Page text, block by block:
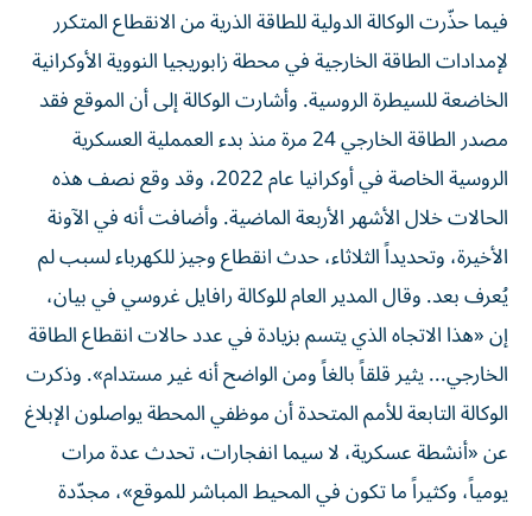
فيما حذّرت الوكالة الدولية للطاقة الذرية من الانقطاع المتكرر
لإمدادات الطاقة الخارجية في محطة زابوريجيا النووية الأوكرانية
الخاضعة للسيطرة الروسية. وأشارت الوكالة إلى أن الموقع فقد
مصدر الطاقة الخارجي 24 مرة منذ بدء العمملية العسكرية
الروسية الخاصة في أوكرانيا عام 2022، وقد وقع نصف هذه
الحالات خلال الأشهر الأربعة الماضية. وأضافت أنه في الآونة
الأخيرة، وتحديداً الثلاثاء، حدث انقطاع وجيز للكهرباء لسبب لم
يُعرف بعد. وقال المدير العام للوكالة رافايل غروسي في بيان،
إن «هذا الاتجاه الذي يتسم بزيادة في عدد حالات انقطاع الطاقة
الخارجي... يثير قلقاً بالغاً ومن الواضح أنه غير مستدام». وذكرت
الوكالة التابعة للأمم المتحدة أن موظفي المحطة يواصلون الإبلاغ
عن «أنشطة عسكرية، لا سيما انفجارات، تحدث عدة مرات
يومياً، وكثيراً ما تكون في المحيط المباشر للموقع»، مجدّدة